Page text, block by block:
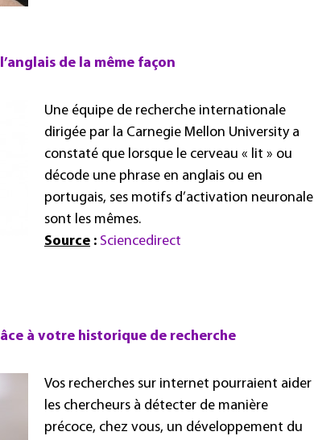
de la même façon
Une équipe de recherche internationale
dirigée par la Carnegie Mellon University a
constaté que lorsque le cerveau « lit » ou
décode une phrase en anglais ou en
portugais, ses motifs d’activation neuronale
sont les mêmes.
Source : Sciencedirect
à votre historique de recherche
Vos recherches sur internet pourraient aider
les chercheurs à détecter de manière
précoce, chez vous, un développement du